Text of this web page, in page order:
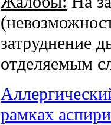
затруднение
отделяемым
рамках